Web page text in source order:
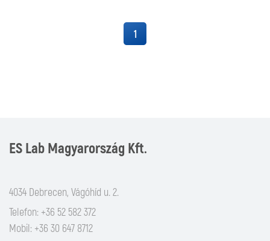
1
ES Lab Magyarország Kft.
4034 Debrecen, Vágóhíd u. 2.
Telefon: +36 52 582 372
Mobil: +36 30 647 8712